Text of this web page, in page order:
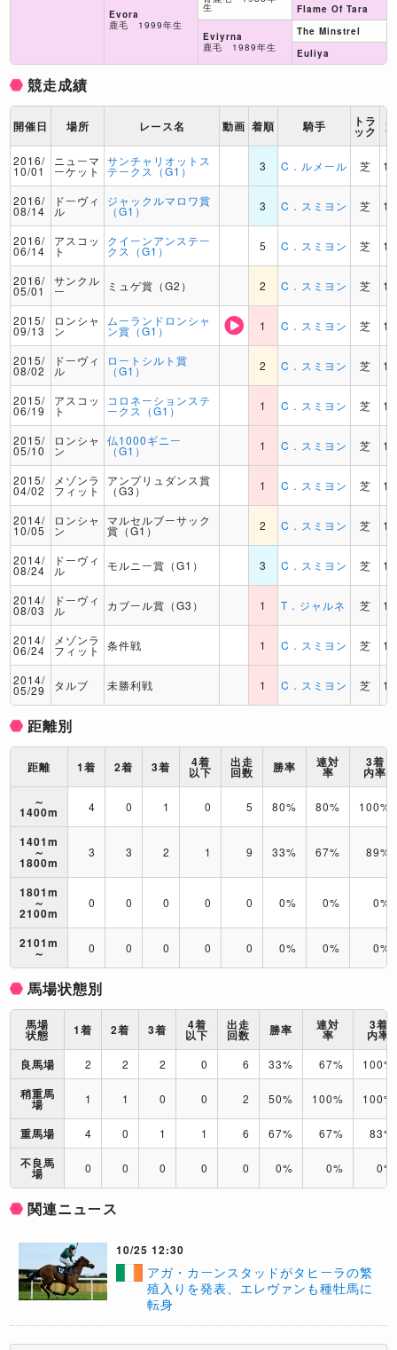
Evora
鹿毛 1999年生
生
Eviyrna
鹿毛 1989年生
Flame Of Tara
The Minstrel
Euliya
競走成績
開催日 場所 レース名 動画 着順 騎手 トラ
ック
2016/
10/01
ニューマ
ーケット
サンチャリオットス
テークス（G1） 3 C．ルメール 芝
2016/
08/14
ドーヴィ
ル
ジャックルマロワ賞
（G1） 3 C．スミヨン 芝
2016/
06/14
アスコッ
ト
クイーンアンステー
クス（G1） 5 C．スミヨン 芝
2016/
05/01
サンクル
ー ミュゲ賞（G2） 2 C．スミヨン 芝
2015/
09/13
ロンシャ
ン
ムーランドロンシャ
ン賞（G1） 1 C．スミヨン 芝
2015/
08/02
ドーヴィ
ル
ロートシルト賞
（G1） 2 C．スミヨン 芝
2015/
06/19
アスコッ
ト
コロネーションステ
ークス（G1） 1 C．スミヨン 芝
2015/
05/10
ロンシャ
ン
仏1000ギニー
（G1） 1 C．スミヨン 芝
2015/
04/02
メゾンラ
フィット
アンプリュダンス賞
（G3） 1 C．スミヨン 芝
2014/
10/05
ロンシャ
ン
マルセルブーサック
賞（G1） 2 C．スミヨン 芝
2014/
08/24
ドーヴィ
ル モルニー賞（G1） 3 C．スミヨン 芝
2014/
08/03
ドーヴィ
ル カブール賞（G3） 1 T．ジャルネ 芝
2014/
06/24
メゾンラ
フィット 条件戦 1 C．スミヨン 芝
2014/
05/29 タルブ 未勝利戦 1 C．スミヨン 芝
距離別
距離 1着 2着 3着 4着
以下
出走
回数 勝率 連対
率
3着
内率
～
1400m 4 0 1 0 5 80% 80% 100%
1401m
～
1800m
3 3 2 1 9 33% 67% 89%
1801m
～
2100m
0 0 0 0 0 0% 0% 0%
2101m
～ 0 0 0 0 0 0% 0% 0%
馬場状態別
馬場
状態 1着 2着 3着 4着
以下
出走
回数 勝率 連対
率
3着
内率
良馬場
2 2 2 0 6 33% 67% 100%
稍重馬
場 1 1 0 0 2 50% 100% 100%
重馬場 4 0 1 1 6 67% 67% 83%
不良馬
場 0 0 0 0 0 0% 0% 0%
関連ニュース
10/25 12:30
アガ・カーンスタッドがタヒーラの繁
殖入りを発表、エレヴァンも種牡馬に
転身